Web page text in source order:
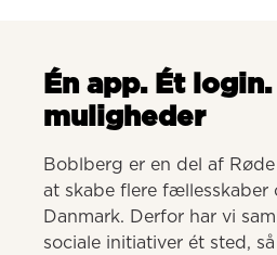
Én app. Ét
muligheder
Boblberg er en del af
at skabe flere fællesskaber
Danmark. Derfor har vi
sociale initiativer ét sted,